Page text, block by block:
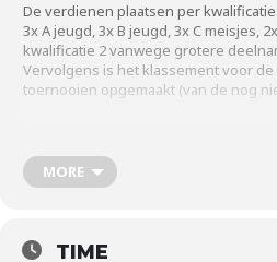
De verdienen plaatsen per kwalificatie:
3x A jeugd, 3x B jeugd, 3x C meisjes,
kwalificatie 2 vanwege grotere
Vervolgens is het klassement voor
toernooien opgemaakt (van de nog
A: geboren in of na 2005 (​t/m 18 jaar)
B: geboren in of na 2007 (t/m 16 jaar)
Meer info: https://schaken.nl/
jeugdkampioenschappen/nk-abc
MORE
TIME